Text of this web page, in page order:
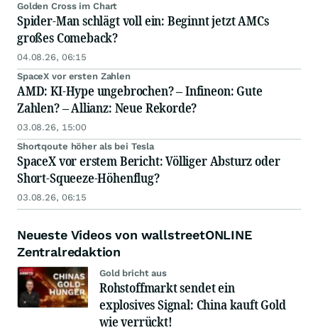
Golden Cross im Chart
Spider-Man schlägt voll ein: Beginnt jetzt AMCs
großes Comeback?
04.08.26, 06:15
SpaceX vor ersten Zahlen
AMD: KI-Hype ungebrochen? – Infineon: Gute
Zahlen? – Allianz: Neue Rekorde?
03.08.26, 15:00
Shortqoute höher als bei Tesla
SpaceX vor erstem Bericht: Völliger Absturz oder
Short-Squeeze-Höhenflug?
03.08.26, 06:15
Neueste Videos von wallstreetONLINE
Zentralredaktion
Gold bricht aus
Rohstoffmarkt sendet ein
explosives Signal: China kauft Gold
wie verrückt!